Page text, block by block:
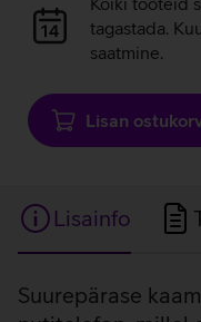
laadiminetagastada.
saatmine.
Lisan
Lisainfo
Lisainfo
Suurepärase